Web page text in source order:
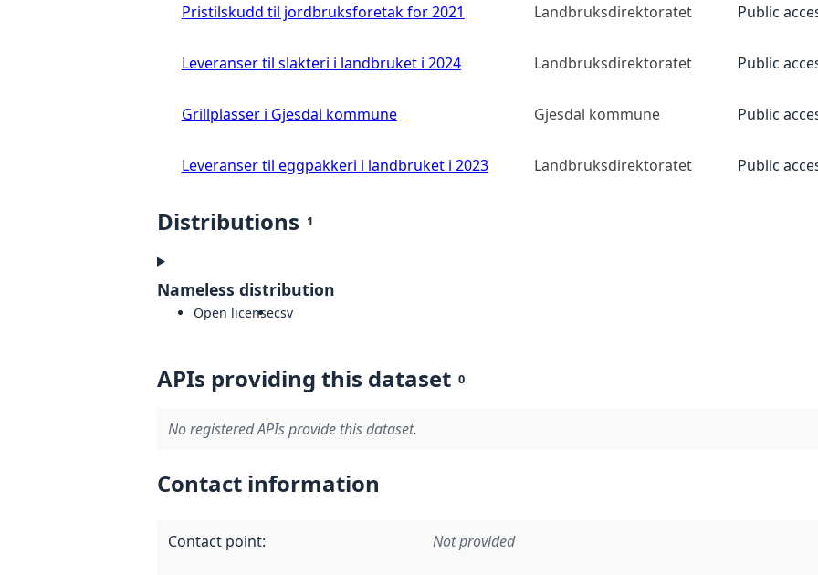
Pristilskudd til jordbruksforetak for 2021 Landbruksdirektoratet Public
Leveranser til slakteri i landbruket i 2024 Landbruksdirektoratet Public
Grillplasser i Gjesdal kommune Gjesdal kommune Public
Leveranser til eggpakkeri i landbruket i 2023 Landbruksdirektoratet Public
Distributions 1
Nameless distribution
Open licensecsv
APIs providing this dataset 0
No registered APIs provide this dataset.
Contact information
Contact point: Not provided